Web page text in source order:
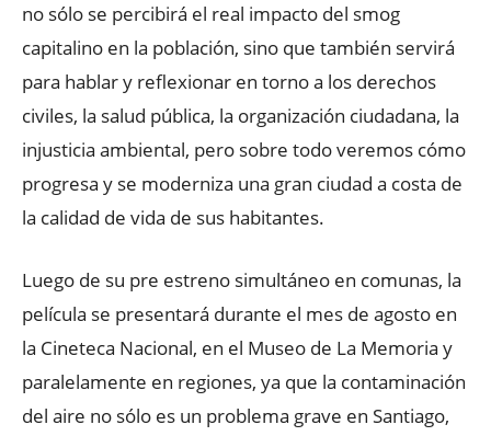
no sólo se percibirá el real impacto del smog
capitalino en la población, sino que también servirá
para hablar y reflexionar en torno a los derechos
civiles, la salud pública, la organización ciudadana, la
injusticia ambiental, pero sobre todo veremos cómo
progresa y se moderniza una gran ciudad a costa de
la calidad de vida de sus habitantes.
Luego de su pre estreno simultáneo en comunas, la
película se presentará durante el mes de agosto en
la Cineteca Nacional, en el Museo de La Memoria y
paralelamente en regiones, ya que la contaminación
del aire no sólo es un problema grave en Santiago,